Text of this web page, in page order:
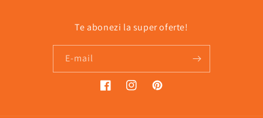
Te abonezi la super oferte!
E-mail
FacebookInstagramPinterest